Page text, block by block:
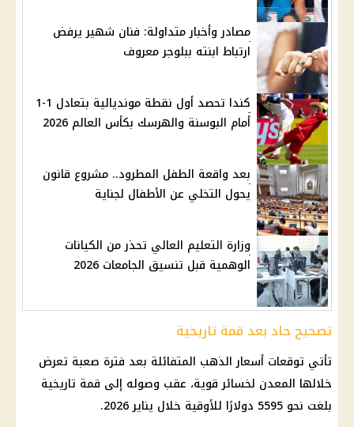
مصادر وأخبار متداولة: فنان شهير يرفض
ارتباط ابنته ببلوجر معروف
كندا تحصد أول نقطة مونديالية بتعادل 1-1
أمام البوسنة والهرسك بكأس العالم 2026
بعد واقعة الطفل المطرود.. مشروع قانون
يحول التخلي عن الأطفال لجناية
وزارة التعليم العالي تحذر من الكيانات
الوهمية قبل تنسيق الجامعات 2026
تصحيح حاد بعد قمة تاريخية
تأتي توقعات أسعار الذهب المتفائلة بعد فترة صعبة تعرض
خلالها المعدن لخسائر قوية، عقب وصوله إلى قمة تاريخية
بلغت نحو 5595 دولارًا للأوقية خلال يناير 2026.